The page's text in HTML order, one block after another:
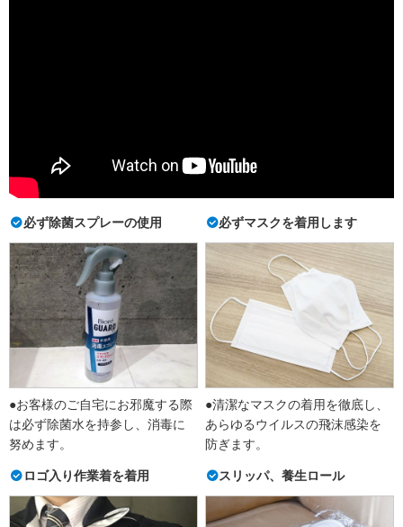
必ず除菌スプレーの使用
●お客様のご自宅にお邪魔する際
は必ず除菌水を持参し、消毒に
努めます。
必ずマスクを着用します
●清潔なマスクの着用を徹底し、
あらゆるウイルスの飛沫感染を
防ぎます。
ロゴ入り作業着を着用 スリッパ、養生ロール